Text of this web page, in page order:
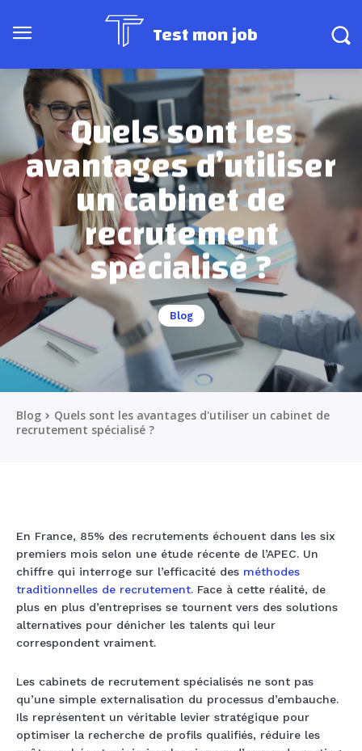
Test mon job
Quels sont les
avantages d’utiliser
un cabinet de
recrutement
spécialisé ?
Blog
Blog
Quels sont les avantages d'utiliser un cabinet de
recrutement spécialisé ?
En France, 85% des recrutements échouent dans les six
premiers mois selon une étude récente de l’APEC. Un
chiffre qui interroge sur l’efficacité des méthodes
traditionnelles de recrutement. Face à cette réalité, de
plus en plus d’entreprises se tournent vers des solutions
alternatives pour dénicher les talents qui leur
correspondent vraiment.
Les cabinets de recrutement spécialisés ne sont pas
qu’une simple externalisation du processus d’embauche.
Ils représentent un véritable levier stratégique pour
optimiser la recherche de profils qualifiés, réduire les